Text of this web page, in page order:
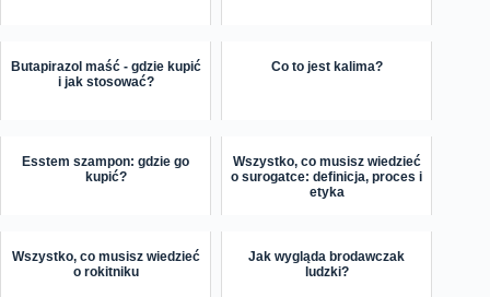
Butapirazol maść - gdzie kupić
i jak stosować?
Co to jest kalima?
Esstem szampon: gdzie go
kupić?
Wszystko, co musisz wiedzieć
o surogatce: definicja, proces i
etyka
Wszystko, co musisz wiedzieć
o rokitniku
Jak wygląda brodawczak
ludzki?